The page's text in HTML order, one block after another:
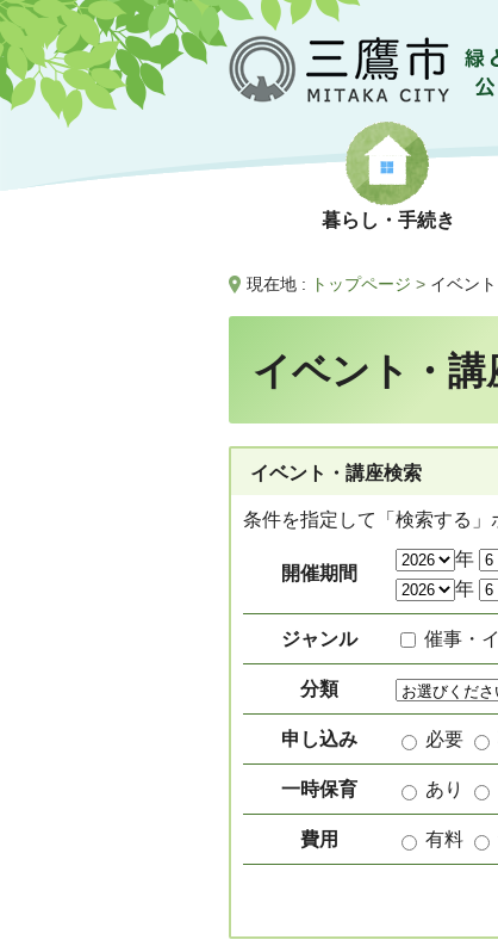
暮らし・手続き
現在地 : トップページ > イベン
イベント・講
イベント・講座検索
条件を指定して「検索する」
開催期間
年
年
ジャンル 催事・
分類
申し込み 必要
一時保育 あり
費用 有料